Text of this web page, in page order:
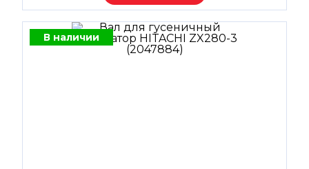
В наличии